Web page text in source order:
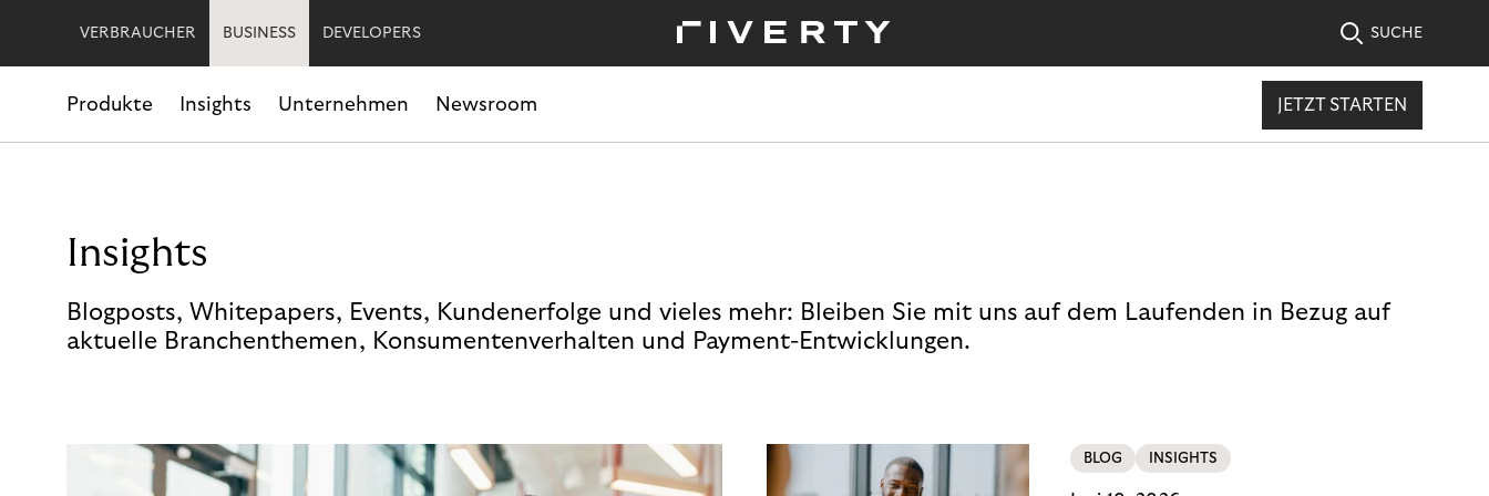
VERBRAUCHER BUSINESS DEVELOPERS SUCHE
Produkte Insights Unternehmen Newsroom JETZT STARTEN
Insights
Blogposts, Whitepapers, Events, Kundenerfolge und vieles mehr: Bleiben Sie mit uns auf dem Laufenden in Bezug auf
aktuelle Branchenthemen, Konsumentenverhalten und Payment-Entwicklungen.
BLOG INSIGHTS